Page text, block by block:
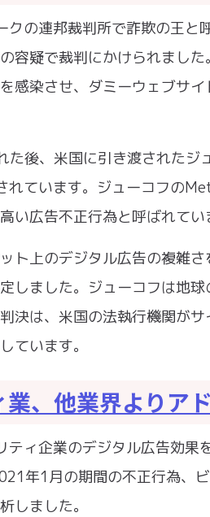
の連邦裁判所で詐欺の王と
容疑で裁判にかけられまし
感染させ、ダミーウェブサ
後、米国に引き渡されたジ
れています。ジューコフの
い広告不正行為と呼ばれてい
ト上のデジタル広告の複雑
しました。ジューコフは地
決は、米国の法執行機関が
ています。
、他業界よりア
ィ企業のデジタル広告効果
年1月の期間の不正行為、
しました。